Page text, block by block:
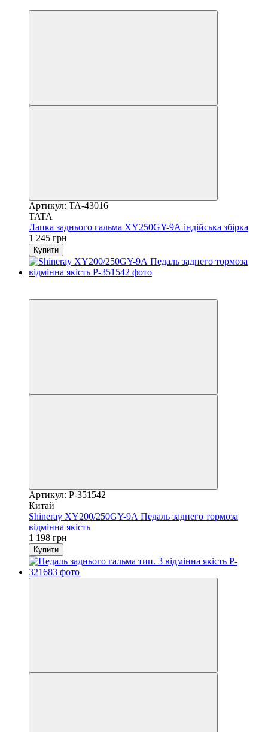
Артикул: TA-43016
TATA
Лапка заднього гальма XY250GY-9А індійська збірка
1 245 грн
Купити
Артикул: P-351542
Китай
Shineray XY200/250GY-9А Педаль заднего тормоза
відмінна якість
1 198 грн
Купити